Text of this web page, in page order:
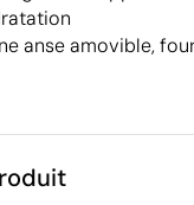
anse amovible,